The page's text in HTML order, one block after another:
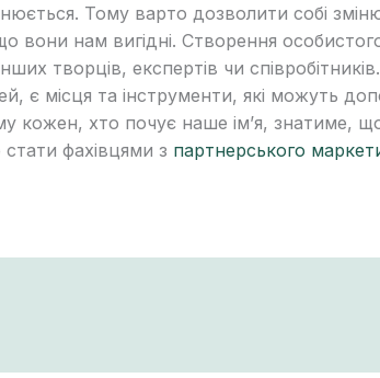
Тому варто дозволити собі
вони нам вигідні. Створення
творців, експертів чи
є місця та інструменти, які можуть
кожен, хто почує наше ім’я, знатиме,
фахівцями з партнерського